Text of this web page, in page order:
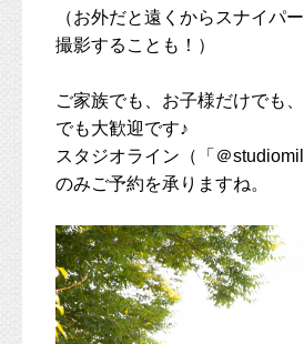
（お外だと遠くからスナイパ
撮影することも！）
ご家族でも、お子様だけでも
でも大歓迎です♪
スタジオライン（「＠
のみご予約を承りますね。